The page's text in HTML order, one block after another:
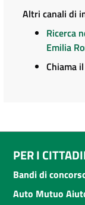
Altri canali di
Ricerca
Emilia
Chiama
PER I
Bandi di
Auto Mutuo